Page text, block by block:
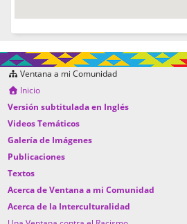
Ventana a mi Comunidad
Inicio
Versión subtitulada en Inglés
Videos Temáticos
Galería de Imágenes
Publicaciones
Textos
Acerca de Ventana a mi Comunidad
Acerca de la Interculturalidad